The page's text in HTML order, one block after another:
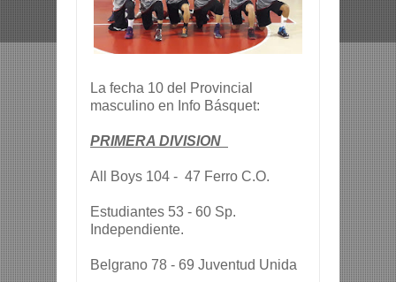
La fecha 10 del Provincial
masculino en Info Básquet:
PRIMERA DIVISION
All Boys 104 - 47 Ferro C.O.
Estudiantes 53 - 60 Sp.
Independiente.
Belgrano 78 - 69 Juventud Unida